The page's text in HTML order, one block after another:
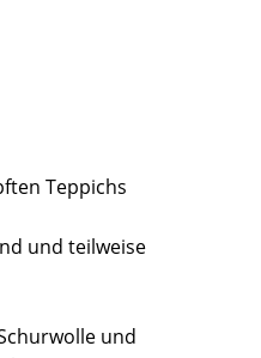
Teppichs
und teilweise
und